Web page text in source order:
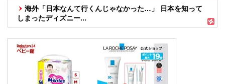
海外「日本なんて行くんじゃなかった…」 日本を知って
しまったディズニー...